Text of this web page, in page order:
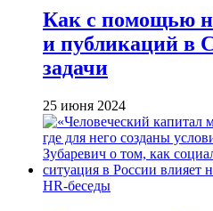
Как с помощью
и публикаций в
задачи
25 июня 2024
HR-беседы